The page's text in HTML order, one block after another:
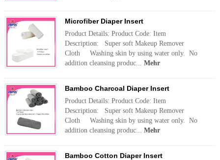
Microfiber Diaper Insert
Product Details: Product Code: Item
Description: Super soft Makeup Remover
Cloth Washing skin by using water only. No
addition cleansing produc... Mehr
Bamboo Charcoal Diaper Insert
Product Details: Product Code: Item
Description: Super soft Makeup Remover
Cloth Washing skin by using water only. No
addition cleansing produc... Mehr
Bamboo Cotton Diaper Insert